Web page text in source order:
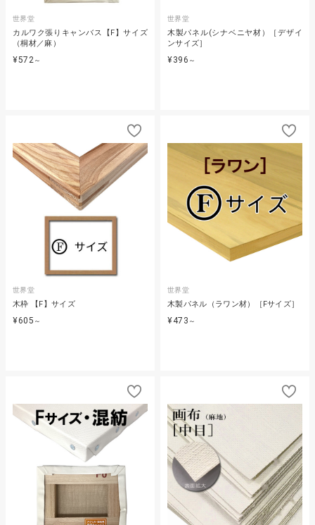
世界堂
カルワク張りキャンバス【F】サイズ
（桐材／麻）
¥572～
世界堂
木製パネル(シナベニヤ材）［デザイ
ンサイズ］
¥396 ～
世界堂
木枠 【F】サイズ
¥605 ～
世界堂
木製パネル（ラワン材）［Fサイズ］
¥473 ～